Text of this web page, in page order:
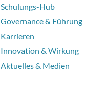
Schulungs-Hub
Governance & Führung
Karrieren
Innovation & Wirkung
Aktuelles & Medien